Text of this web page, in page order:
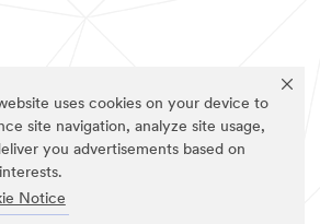
uses cookies on your device to
site navigation, analyze site usage,
you advertisements based on
Notice